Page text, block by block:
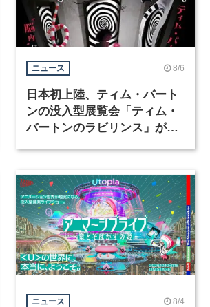
ニュース 8/6
日本初上陸、ティム・バート
ンの没入型展覧会「ティム・
バートンのラビリンス」が東
ニュース 8/4